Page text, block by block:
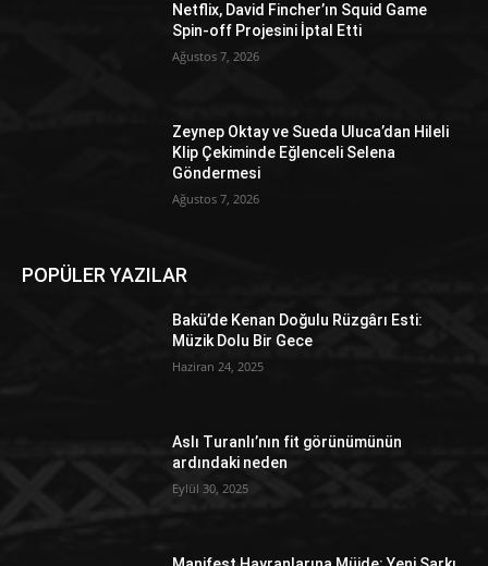
Netflix, David Fincher’ın Squid Game
Spin-off Projesini İptal Etti
Ağustos 7, 2026
Zeynep Oktay ve Sueda Uluca’dan Hileli
Klip Çekiminde Eğlenceli Selena
Göndermesi
Ağustos 7, 2026
POPÜLER YAZILAR
Bakü’de Kenan Doğulu Rüzgârı Esti:
Müzik Dolu Bir Gece
Haziran 24, 2025
Aslı Turanlı’nın fit görünümünün
ardındaki neden
Eylül 30, 2025